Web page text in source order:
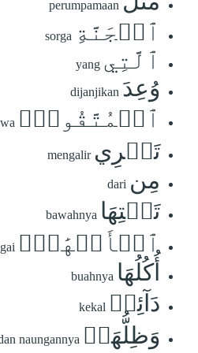
perumpamaan
ٱلۡجَنَّةِ sorga
ٱلَّتِي yang
وُعِدَ dijanjikan
ٱلۡمُتَّقُونَۖ
تَجۡرِي mengalir
مِن dari
تَحۡتِهَا bawahnya
ٱلۡأَنۡهَٰرُۖ
أُكُلُهَا buahnya
دَآئِمٞ kekal
وَظِلُّهَاۚ naungannya